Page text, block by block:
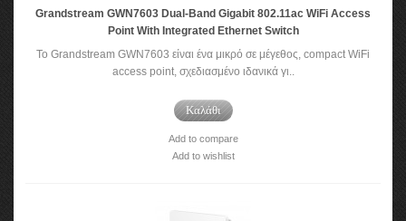
Grandstream GWN7603 Dual-Band Gigabit 802.11ac WiFi Access
Point With Integrated Ethernet Switch
To Grandstream GWN7603 είναι ένα μικρό σε μέγεθος, compact WiFi
access point, σχεδιασμένο ιδανικά γι..
Καλάθι
Add to compare
Add to wishlist